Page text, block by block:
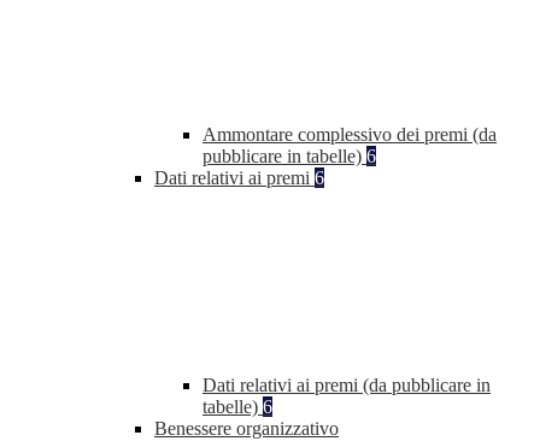
Ammontare complessivo dei premi (da
pubblicare in tabelle) 6
Dati relativi ai premi 6
Dati relativi ai premi (da pubblicare in
tabelle) 6
Benessere organizzativo